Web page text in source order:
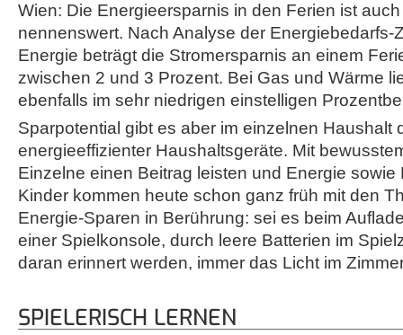
Wien: Die Energieersparnis in den Ferien ist
nennenswert. Nach Analyse der Energiebedarfs-
Energie beträgt die Stromersparnis an einem
zwischen 2 und 3 Prozent. Bei Gas und Wärme
ebenfalls im sehr niedrigen einstelligen
Sparpotential gibt es aber im einzelnen Haushalt
energieeffizienter Haushaltsgeräte. Mit
Einzelne einen Beitrag leisten und Energie sowie
Kinder kommen heute schon ganz früh mit den
Energie-Sparen in Berührung: sei es beim
einer Spielkonsole, durch leere Batterien im
daran erinnert werden, immer das Licht im
SPIELERISCH LERNEN